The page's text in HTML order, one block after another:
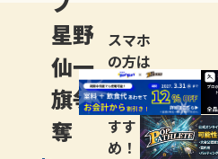
星野
仙一
旗争
奪
スマホ
の方は
LINE登
録がお
すす
め！